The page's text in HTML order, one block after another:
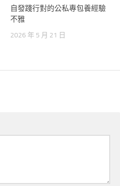
自發踐行對的公私專包養經驗
不雅
2026 年 5 月 21 日